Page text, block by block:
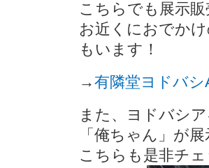
こちらでも展示
お近くにおでか
もいます！
→有隣堂ヨドバ
また、ヨドバシ
「俺ちゃん」が
こちらも是非チ